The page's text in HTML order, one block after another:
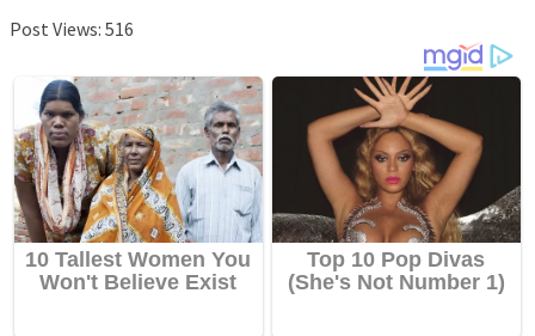
Post Views: 516